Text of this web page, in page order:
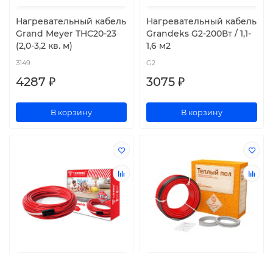
Нагревательный кабель
Grand Meyer THC20-23
(2,0-3,2 кв. м)
3149
4287 ₽
В корзину
Нагревательный кабель
Grandeks G2-200Вт / 1,1-
1,6 м2
G2
3075 ₽
В корзину